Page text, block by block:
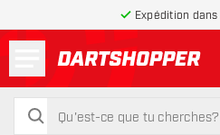
Expédition dans
retour à la
rechercher
rechercher